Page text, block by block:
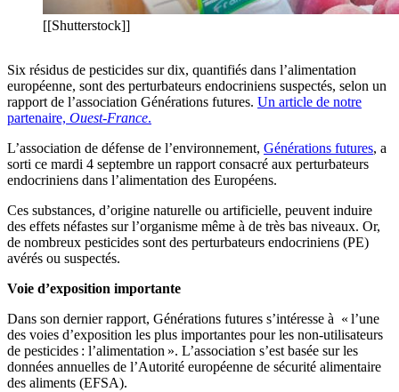
[[Shutterstock]]
Six résidus de pesticides sur dix, quantifiés dans l’alimentation
européenne, sont des perturbateurs endocriniens suspectés, selon un
rapport de l’association Générations futures. Un article de notre
partenaire, Ouest-France.
L’association de défense de l’environnement, Générations futures, a
sorti ce mardi 4 septembre un rapport consacré aux perturbateurs
endocriniens dans l’alimentation des Européens.
Ces substances, d’origine naturelle ou artificielle, peuvent induire
des effets néfastes sur l’organisme même à de très bas niveaux. Or,
de nombreux pesticides sont des perturbateurs endocriniens (PE)
avérés ou suspectés.
Voie d’exposition importante
Dans son dernier rapport, Générations futures s’intéresse à « l’une
des voies d’exposition les plus importantes pour les non-utilisateurs
de pesticides : l’alimentation ». L’association s’est basée sur les
données annuelles de l’Autorité européenne de sécurité alimentaire
des aliments (EFSA).